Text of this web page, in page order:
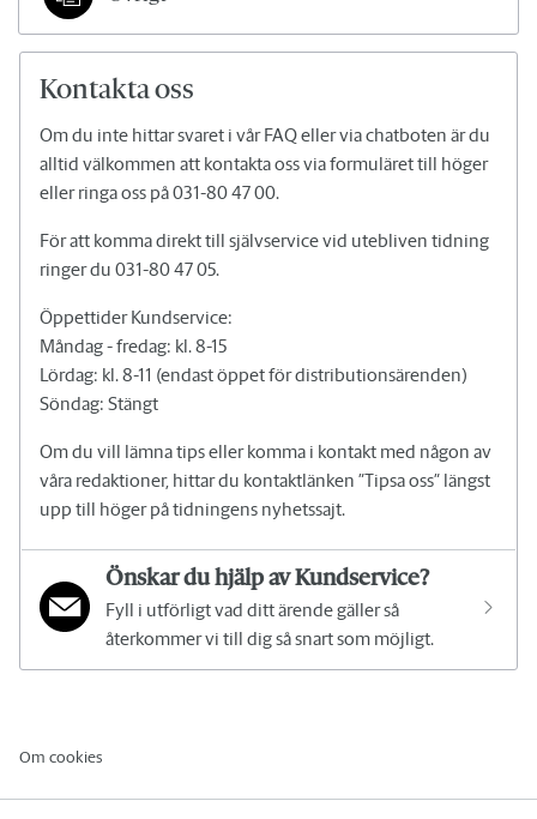
Kontakta oss
Om du inte hittar svaret i vår FAQ eller via chatboten är du
alltid välkommen att kontakta oss via formuläret till höger
eller ringa oss på 031-80 47 00.
För att komma direkt till självservice vid utebliven tidning
ringer du 031-80 47 05.
Öppettider Kundservice:
Måndag - fredag: kl. 8-15
Lördag: kl. 8-11 (endast öppet för distributionsärenden)
Söndag: Stängt
Om du vill lämna tips eller komma i kontakt med någon av
våra redaktioner, hittar du kontaktlänken "Tipsa oss" längst
upp till höger på tidningens nyhetssajt.
Önskar du hjälp av Kundservice?
Fyll i utförligt vad ditt ärende gäller så
återkommer vi till dig så snart som möjligt.
Om cookies